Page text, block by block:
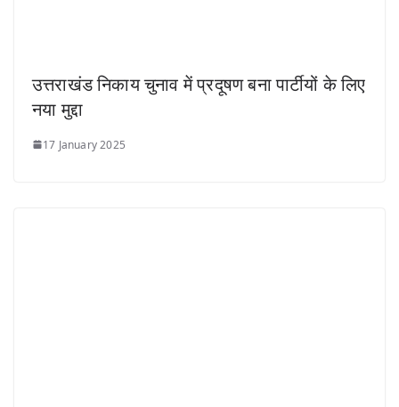
उत्तराखंड निकाय चुनाव में प्रदूषण बना पार्टीयों के लिए
नया मुद्दा
17 January 2025